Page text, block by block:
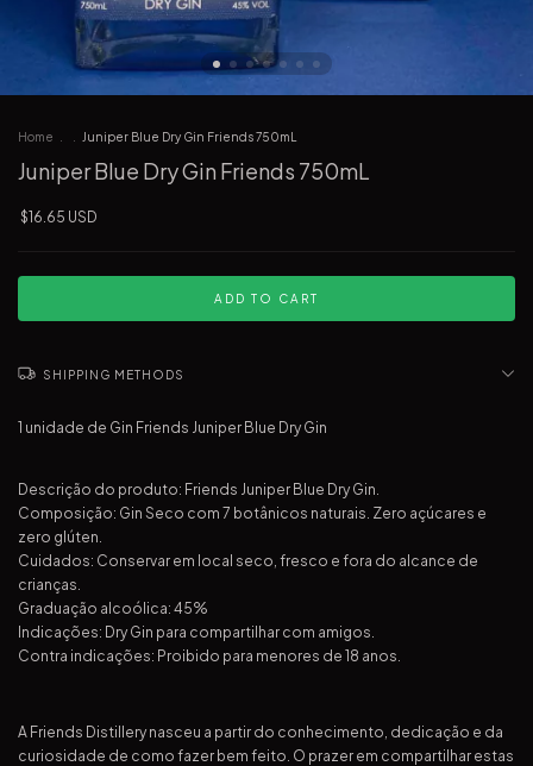
Home Juniper Blue Dry Gin Friends 750mL
Juniper Blue Dry Gin Friends 750mL
$16.65 USD
SHIPPING METHODS
1 unidade de Gin Friends Juniper Blue Dry Gin
Descrição do produto: Friends Juniper Blue Dry Gin.
Composição: Gin Seco com 7 botânicos naturais. Zero açúcares e
zero glúten.
Cuidados: Conservar em local seco, fresco e fora do alcance de
crianças.
Graduação alcoólica: 45%
Indicações: Dry Gin para compartilhar com amigos.
Contra indicações: Proibido para menores de 18 anos.
A Friends Distillery nasceu a partir do conhecimento, dedicação e da
curiosidade de como fazer bem feito. O prazer em compartilhar estas